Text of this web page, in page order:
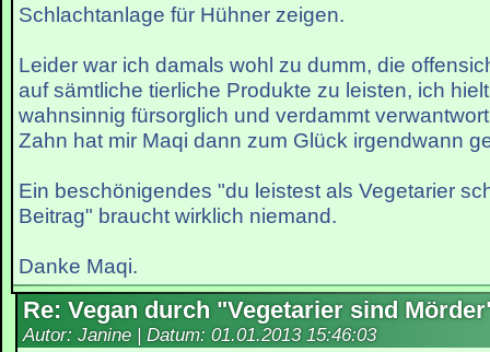
Schlachtanlage für Hühner zeigen.
Leider war ich damals wohl zu dumm, die
auf sämtliche tierliche Produkte zu leisten, ich
wahnsinnig fürsorglich und verdammt
Zahn hat mir Maqi dann zum Glück irgendwann
Ein beschönigendes "du leistest als Vegetarier
Beitrag" braucht wirklich niemand.
Danke Maqi.
Re: Vegan durch "Vegetarier sind
Autor: Janine | Datum: 01.01.2013 15:46:03